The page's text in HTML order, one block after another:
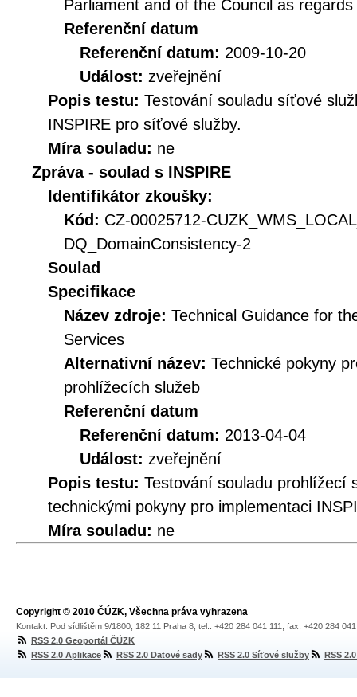
Parliament and of the Council as
Referenční datum
Referenční datum: 2009-10-20
Událost: zveřejnění
Popis testu: Testování souladu síťové
INSPIRE pro síťové služby.
Míra souladu: ne
Zpráva - soulad s INSPIRE
Identifikátor zkoušky:
Kód: CZ-00025712-
DQ_DomainConsistency-2
Soulad
Specifikace
Název zdroje: Technical Guidance for
Services
Alternativní název: Technické pokyny
prohlížecích služeb
Referenční datum
Referenční datum: 2013-04-04
Událost: zveřejnění
Popis testu: Testování souladu prohlížecí
technickými pokyny pro implementaci
Míra souladu: ne
Copyright © 2010 ČÚZK, Všechna práva vyhrazena
Kontakt: Pod sídlištěm 9/1800, 182 11 Praha 8, tel.: +420 284 041 111, fax: +420 284
RSS 2.0 Geoportál ČÚZK
RSS 2.0 Aplikace
RSS 2.0 Datové sady RSS 2.0 Síťové služby RSS